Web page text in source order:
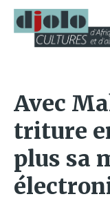
Avec
triture
plus sa